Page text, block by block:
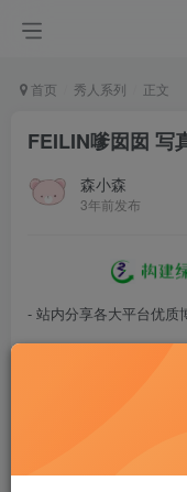
首页 秀人系列 正文
FEILIN嗲囡囡 写
森小森
3年前发布
- 站内分享各大平台优质
- 百度网盘提示提取码错
- 遇见解压密码不对、无
- 资源失效/充值未到账/